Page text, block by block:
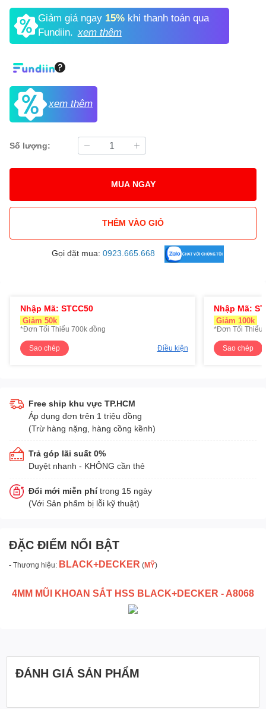
Giảm giá ngay 15%khi thanh toán qua
Fundiin. xem thêm
xem thêm
Số lượng:
MUA NGAY
THÊM VÀO GIỎ
Gọi đặt mua: 0923.665.668
Nhập Mã: STCC50
Giảm 50k
*Đơn Tối Thiểu 700k đồng
Sao chép Điều kiện
Nhập Mã:
Giảm 100k
*Đơn Tối Thiểu
Sao chép
Free ship khu vực TP.HCM
Áp dụng đơn trên 1 triệu đồng
(Trừ hàng nặng, hàng cồng kềnh)
Trả góp lãi suất 0%
Duyệt nhanh - KHÔNG cần thẻ
Đổi mới miễn phítrong 15 ngày
(Với Sản phẩm bị lỗi kỹ thuật)
ĐẶC ĐIỂM NỔI BẬT
- Thương hiệu: BLACK+DECKER (MỸ)
4MM MŨI KHOAN SẮT HSS BLACK+DECKER - A8068
ĐÁNH GIÁ SẢN PHẨM